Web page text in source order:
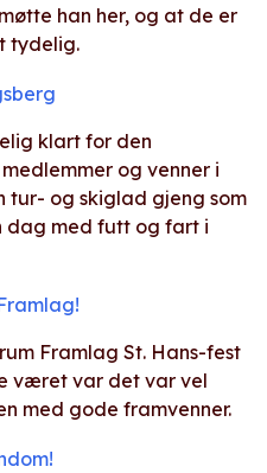
han her, og at de er
tydelig.
klart for den
og venner i
tur- og skiglad gjeng som
dag med futt og fart i
Framlag St. Hans-fest
været var det var vel
med gode framvenner.